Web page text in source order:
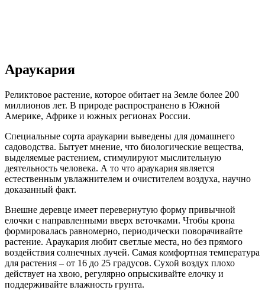
Араукария
Реликтовое растение, которое обитает на Земле более 200
миллионов лет. В природе распространено в Южной
Америке, Африке и южных регионах России.
Специальные сорта араукарии выведены для домашнего
садоводства. Бытует мнение, что биологические вещества,
выделяемые растением, стимулируют мыслительную
деятельность человека. А то что араукария является
естественным увлажнителем и очистителем воздуха, научно
доказанный факт.
Внешне деревце имеет перевернутую форму привычной
елочки с направленными вверх веточками. Чтобы крона
формировалась равномерно, периодически поворачивайте
растение. Араукария любит светлые места, но без прямого
воздействия солнечных лучей. Самая комфортная температура
для растения – от 16 до 25 градусов. Сухой воздух плохо
действует на хвою, регулярно опрыскивайте елочку и
поддерживайте влажность грунта.